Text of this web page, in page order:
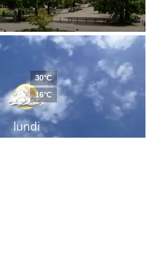
lundi
30°C
16°C